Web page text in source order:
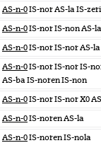
AS-n-0IS-nor AS-la IS-
AS-n-0IS-nor IS-non AS-la
AS-n-0IS-nor IS-nor AS-la
AS-n-0IS-nor IS-nor IS-
AS-ba IS-noren IS-non
AS-n-0IS-nor IS-nor X0
AS-n-0IS-noren AS-la
AS-n-0IS-noren IS-nola